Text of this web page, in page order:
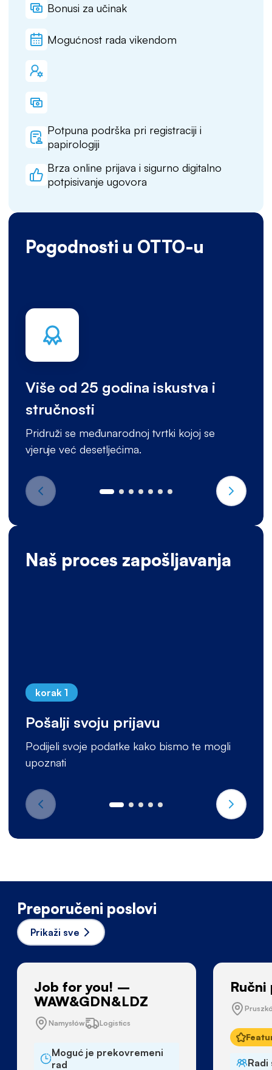
Bonusi za učinak
Mogućnost rada vikendom
Potpuna podrška pri registraciji i
papirologiji
Brza online prijava i sigurno digitalno
potpisivanje ugovora
Pogodnosti u OTTO-u
Više od 25 godina iskustva i
stručnosti
Pridruži se međunarodnoj tvrtki kojoj se
vjeruje već desetljećima.
Naš proces zapošljavanja
korak 1
Pošalji svoju prijavu
Podijeli svoje podatke kako bismo te mogli
upoznati
Preporučeni poslovi
Prikaži sve
Job for you! –
WAW&GDN&LDZ
Namysłów Logistics
Moguć je prekovremeni
rad
Radi